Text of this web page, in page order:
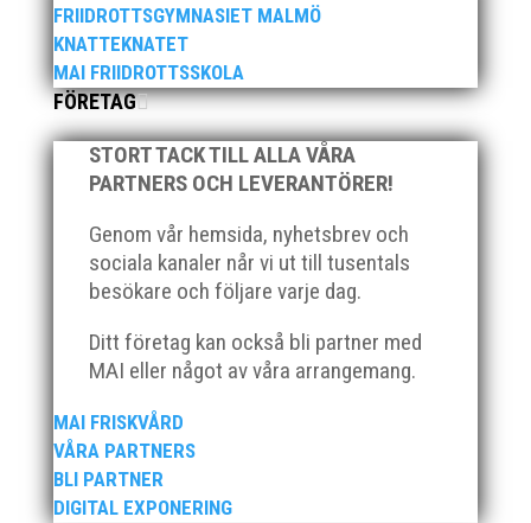
FRIIDROTTSGYMNASIET MALMÖ
KNATTEKNATET
MAI FRIIDROTTSSKOLA
FÖRETAG
STORT TACK TILL ALLA VÅRA
PARTNERS OCH LEVERANTÖRER!
Genom vår hemsida, nyhetsbrev och
sociala kanaler når vi ut till tusentals
besökare och följare varje dag.
Ditt företag kan också bli partner med
MAI eller något av våra arrangemang.
MAI FRISKVÅRD
VÅRA PARTNERS
BLI PARTNER
DIGITAL EXPONERING
ägde rum på onsdagskvällen på Erics Bar &
Restaurang på Stadionområdet.
grengruppsträff för häck och sprint Lördagen den 23
mars blir det en dag med fokus på häck och sprint.
Träffen riktar sig till ALLA tränare samt aktiva födda
2007–2010. Har ni en aktiv som är ett år yngre eller
äldre så hör...
Den 16-17 mars är det dags igen för ett MAI